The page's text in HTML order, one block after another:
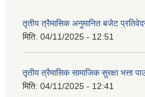
तृतीय त्रैमासिक अनुमानित बजेट
मिति: 04/11/2025 - 12:51
तृतीय त्रैमासिक सामाजिक सुरक्षा भत्ता
मिति: 04/11/2025 - 12:41